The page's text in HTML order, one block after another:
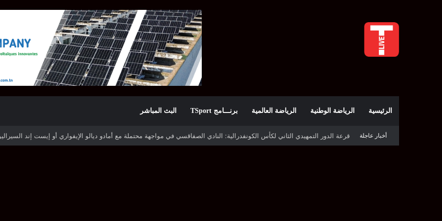
الرئيسية الرياضة الوطنية الرياضة العالمية برنـــامج TSport البث المباشر
أخبار عاجلة
قرعة كأس الكونفدرالية: النادي الصفاقسي يواجه شوتينغ ستارز النيجيري وترجي جرجيس يصطدم بديامبارس السنغالي